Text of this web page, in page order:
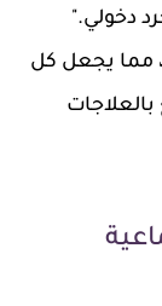
دخولي."
مما يجعل كل